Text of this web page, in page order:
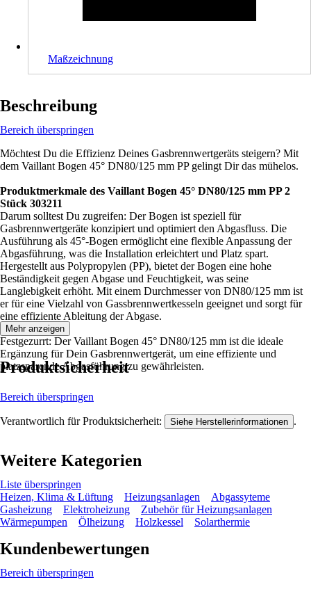
Maßzeichnung
Beschreibung
Bereich überspringen
Möchtest Du die Effizienz Deines Gasbrennwertgeräts steigern? Mit
dem Vaillant Bogen 45° DN80/125 mm PP gelingt Dir das mühelos.
Produktmerkmale des Vaillant Bogen 45° DN80/125 mm PP 2
Stück 303211
Darum solltest Du zugreifen: Der Bogen ist speziell für
Gasbrennwertgeräte konzipiert und optimiert den Abgasfluss. Die
Ausführung als 45°-Bogen ermöglicht eine flexible Anpassung der
Abgasführung, was die Installation erleichtert und Platz spart.
Hergestellt aus Polypropylen (PP), bietet der Bogen eine hohe
Beständigkeit gegen Abgase und Feuchtigkeit, was seine
Langlebigkeit erhöht. Mit einem Durchmesser von DN80/125 mm ist
er für eine Vielzahl von Gassbrennwertkesseln geeignet und sorgt für
eine effiziente Ableitung der Abgase.
Festgezurrt: Der Vaillant Bogen 45° DN80/125 mm ist die ideale
Ergänzung für Dein Gasbrennwertgerät, um eine effiziente und
platzsparende Abgasführung zu gewährleisten.
Mehr anzeigen
Produktsicherheit
Bereich überspringen
Verantwortlich für Produktsicherheit: Siehe Herstellerinformationen .
Weitere Kategorien
Liste überspringen
Heizen, Klima & Lüftung
Heizungsanlagen
Abgassyteme
Gasheizung
Elektroheizung
Zubehör für Heizungsanlagen
Wärmepumpen
Ölheizung Holzkessel Solarthermie
Kundenbewertungen
Bereich überspringen